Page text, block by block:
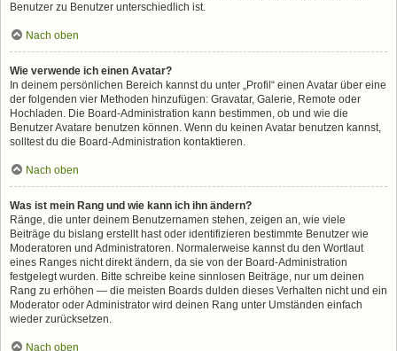
Benutzer zu Benutzer unterschiedlich ist.
Nach oben
Wie verwende ich einen Avatar?
In deinem persönlichen Bereich kannst du unter „Profil“ einen Avatar über eine
der folgenden vier Methoden hinzufügen: Gravatar, Galerie, Remote oder
Hochladen. Die Board-Administration kann bestimmen, ob und wie die
Benutzer Avatare benutzen können. Wenn du keinen Avatar benutzen kannst,
solltest du die Board-Administration kontaktieren.
Nach oben
Was ist mein Rang und wie kann ich ihn ändern?
Ränge, die unter deinem Benutzernamen stehen, zeigen an, wie viele
Beiträge du bislang erstellt hast oder identifizieren bestimmte Benutzer wie
Moderatoren und Administratoren. Normalerweise kannst du den Wortlaut
eines Ranges nicht direkt ändern, da sie von der Board-Administration
festgelegt wurden. Bitte schreibe keine sinnlosen Beiträge, nur um deinen
Rang zu erhöhen — die meisten Boards dulden dieses Verhalten nicht und ein
Moderator oder Administrator wird deinen Rang unter Umständen einfach
wieder zurücksetzen.
Nach oben